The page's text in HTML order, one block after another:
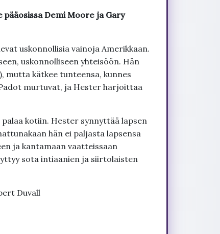
pääosissa Demi Moore ja Gary
uskonnollisia vainoja Amerikkaan.
uskonnolliseen yhteisöön. Hän
mutta kätkee tunteensa, kunnes
murtuvat, ja Hester harjoittaa
kotiin. Hester synnyttää lapsen
hän ei paljasta lapsensa
ja kantamaan vaatteissaan
sota intiaanien ja siirtolaisten
Duvall